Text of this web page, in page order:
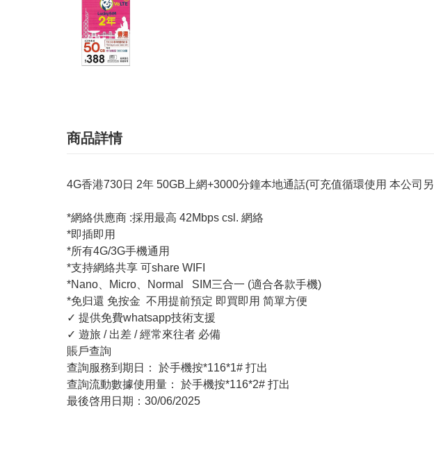
商品詳情
4G香港730日 2年 50GB上網+3000分鐘本地通話(可充值循環使用 本公司
*網絡供應商 :採用最高 42Mbps csl. 網絡
*即插即用
*所有4G/3G手機通用
*支持網絡共享 可share WIFI
*Nano、Micro、Normal SIM三合一 (適合各款手機)
*免归還 免按金 不用提前預定 即買即用 简單方便
✓ 提供免費whatsapp技術支援
✓ 遊旅 / 出差 / 經常來往者 必備
賬戶查詢
查詢服務到期日： 於手機按*116*1# 打出
查詢流動數據使用量： 於手機按*116*2# 打出
最後啓用日期：30/06/2025